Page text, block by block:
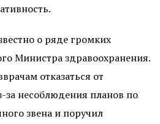
о ряде громких
Министра здравоохранения.
отказаться от
за несоблюдения планов по
звена и поручил